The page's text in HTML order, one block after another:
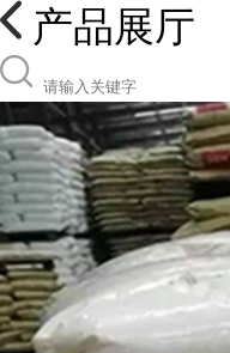
产品展厅